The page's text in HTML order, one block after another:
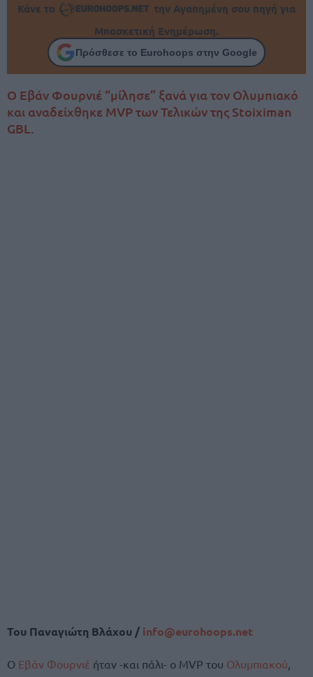
Κάνε το
την Αγαπημένη σου πηγή για
Μπασκετική Ενημέρωση.
Πρόσθεσε το Eurohoops στην Google
Ο Εβάν Φουρνιέ “μίλησε” ξανά για τον Ολυμπιακό
και αναδείχθηκε MVP των Τελικών της Stoiximan
GBL.
Του Παναγιώτη Βλάχου / info@eurohoops.net
Ο Εβάν Φουρνιέ ήταν -και πάλι- ο MVP του Ολυμπιακού,